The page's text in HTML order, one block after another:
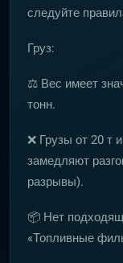
следуйте
Груз:
⚖️ Вес имеет
тонн.
❌ Грузы от 20
замедляют
разрывы).
📦 Нет
«Топливные